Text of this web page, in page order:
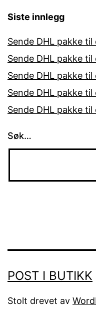
Siste innlegg
Sende DHL pakke til
Sende DHL pakke til
Sende DHL pakke til
Sende DHL pakke
Sende DHL pakke til
Søk…
POST I BUTIKK
Stolt drevet av